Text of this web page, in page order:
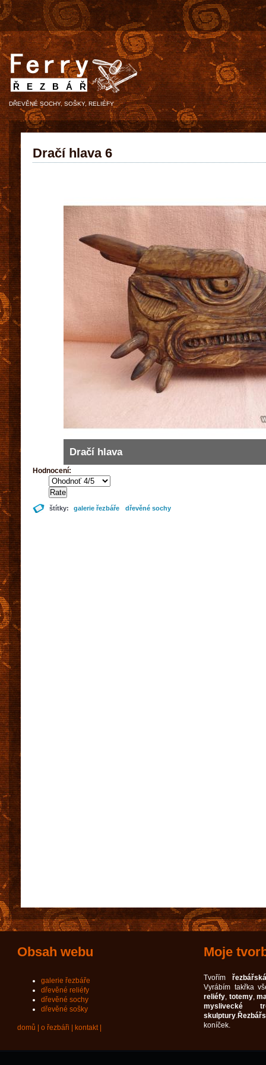
ŘEZBÁŘ
DŘEVĚNÉ SOCHY, SOŠKY, RELIÉFY
Dračí hlava 6
Dračí hlava
Hodnocení:
štítky: galerie řezbáře dřevěné sochy
Obsah webu
galerie řezbáře
dřevěné reliéfy
dřevěné sochy
dřevěné sošky
domů o řezbáři kontakt|
Moje
Tvořím
Vyrábím takřka
reliéfy, totemy,
myslivecké
skulptury.
koníček.